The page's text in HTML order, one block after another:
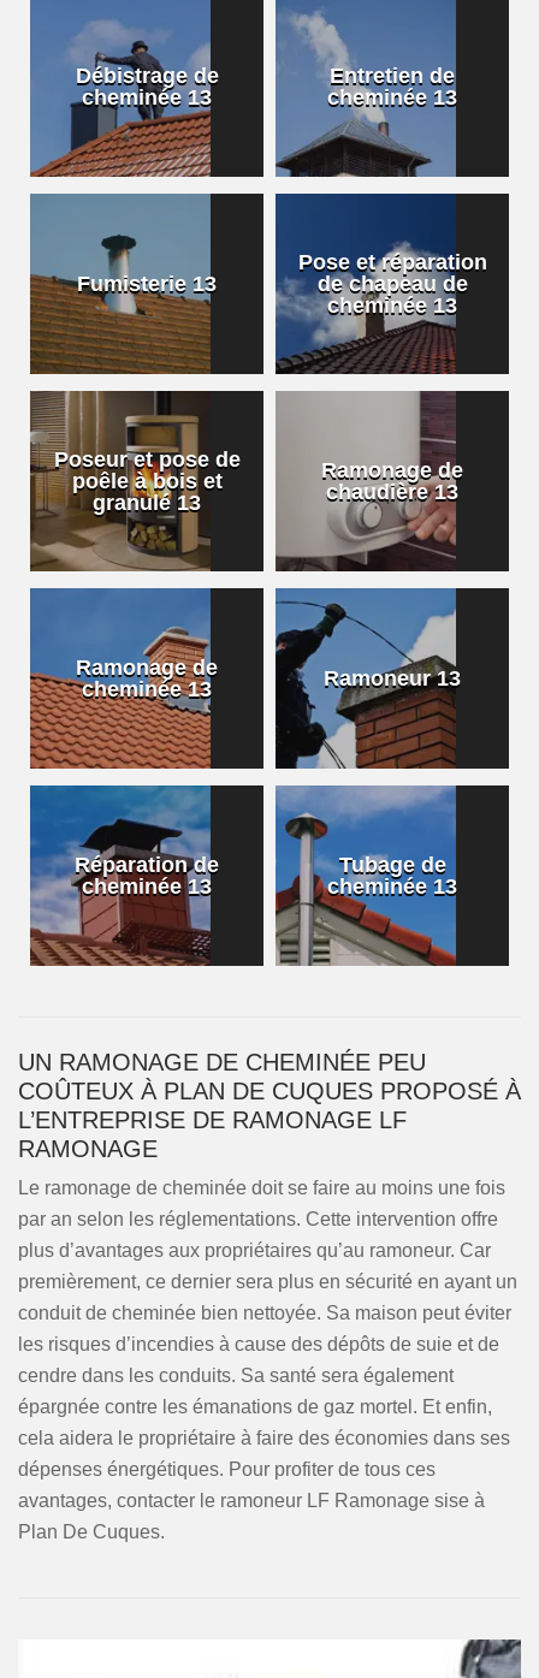
Débistrage de
cheminée 13
Entretien de
cheminée 13
Fumisterie 13
Pose et réparation
de chapeau de
cheminée 13
Poseur et pose de
poêle à bois et
granulé 13
Ramonage de
chaudière 13
Ramonage de
cheminée 13
Ramoneur 13
Réparation de
cheminée 13
Tubage de
cheminée 13
UN RAMONAGE DE CHEMINÉE PEU
COÛTEUX À PLAN DE CUQUES PROPOSÉ À
L’ENTREPRISE DE RAMONAGE LF
RAMONAGE
Le ramonage de cheminée doit se faire au moins une fois
par an selon les réglementations. Cette intervention offre
plus d’avantages aux propriétaires qu’au ramoneur. Car
premièrement, ce dernier sera plus en sécurité en ayant un
conduit de cheminée bien nettoyée. Sa maison peut éviter
les risques d’incendies à cause des dépôts de suie et de
cendre dans les conduits. Sa santé sera également
épargnée contre les émanations de gaz mortel. Et enfin,
cela aidera le propriétaire à faire des économies dans ses
dépenses énergétiques. Pour profiter de tous ces
avantages, contacter le ramoneur LF Ramonage sise à
Plan De Cuques.